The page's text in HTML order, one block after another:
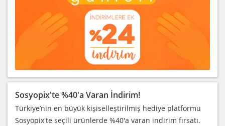
Sosyopix'te %40'a Varan İndirim!
Türkiye’nin en büyük kişiselleştirilmiş hediye platformu
Sosyopix'te seçili ürünlerde %40'a varan indirim fırsatı.